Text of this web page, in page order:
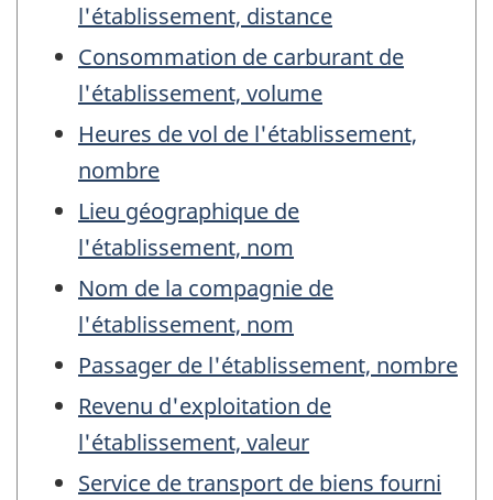
l'établissement, distance
Consommation de carburant de
l'établissement, volume
Heures de vol de l'établissement,
nombre
Lieu géographique de
l'établissement, nom
Nom de la compagnie de
l'établissement, nom
Passager de l'établissement, nombre
Revenu d'exploitation de
l'établissement, valeur
Service de transport de biens fourni